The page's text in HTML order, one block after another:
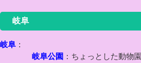
岐阜
岐阜 ：
岐阜公園 ：ちょっとした動物